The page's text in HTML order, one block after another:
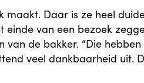
Daar is ze heel
van een bezoek
de bakker. “Die
veel dankbaarheid uit.